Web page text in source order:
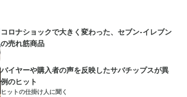
コロナショックで大きく変わった、セブン-イレブン
の売れ筋商品
バイヤーや購入者の声を反映したサバチップスが異
例のヒット
ヒットの仕掛け人に聞く